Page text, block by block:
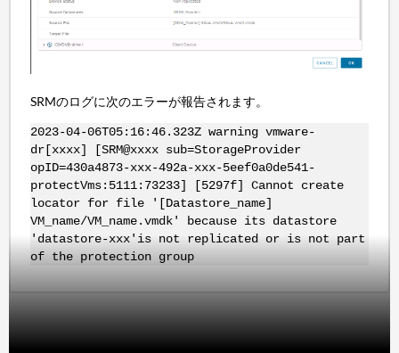
SRMのログに次のエラーが報告されます。
2023-04-06T05:16:46.323Z warning vmware-
dr[xxxx] [SRM@xxxx sub=StorageProvider
opID=430a4873-xxx-492a-xxx-5eef0a0de541-
protectVms:5111:73233] [5297f] Cannot create
locator for file '[Datastore_name]
VM_name/VM_name.vmdk' because its datastore
'datastore-xxx'is not replicated or is not part
of the protection group